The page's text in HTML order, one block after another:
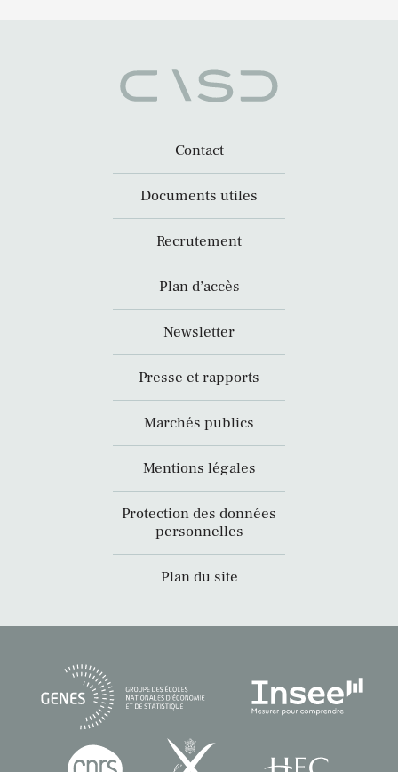
Contact
Documents utiles
Recrutement
Plan d’accès
Newsletter
Presse et rapports
Marchés publics
Mentions légales
Protection des données
personnelles
Plan du site